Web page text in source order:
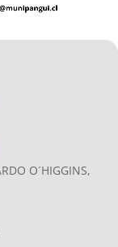
O´HIGGINS,